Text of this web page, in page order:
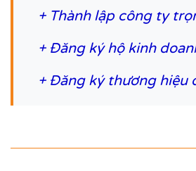
+ Thành lập công ty
+ Đăng ký hộ kinh
+ Đăng ký thương hiệu